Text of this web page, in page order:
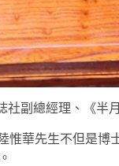
社副總經理、《半
惟華先生不但是博